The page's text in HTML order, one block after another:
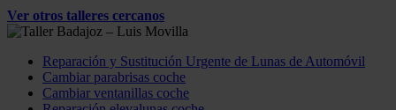
Ver otros talleres cercanos
Reparación y Sustitución Urgente de Lunas de Automóvil
Cambiar parabrisas coche
Cambiar ventanillas coche